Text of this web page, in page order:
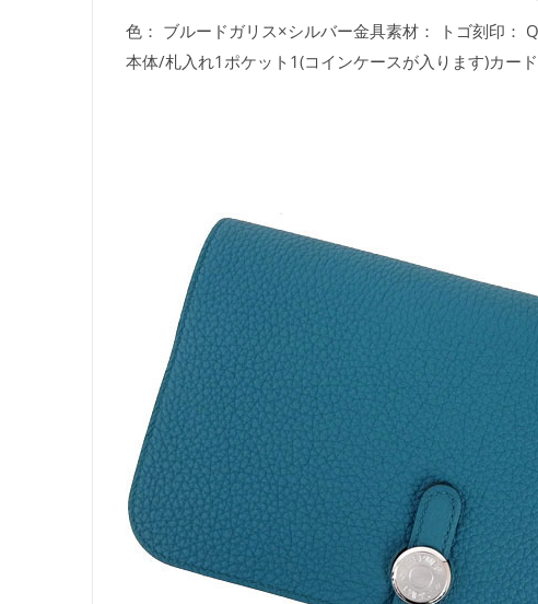
色： ブルードガリス×シルバー金具素材： トゴ刻印：
本体/札入れ1ポケット1(コインケースが入ります)カー